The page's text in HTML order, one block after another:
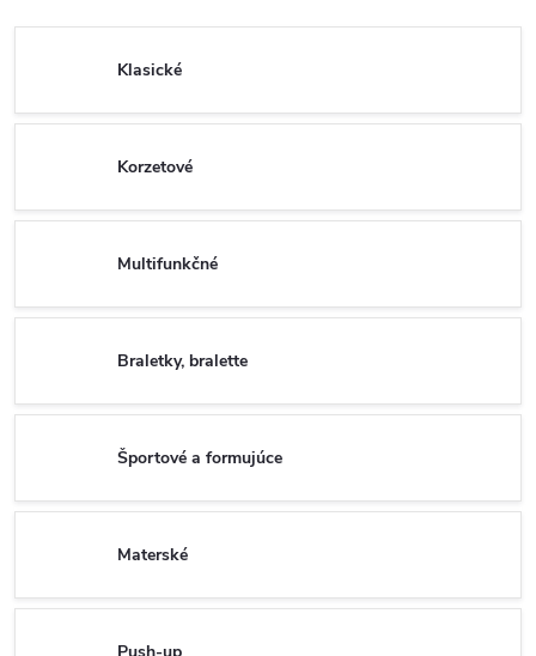
Klasické
Korzetové
Multifunkčné
Braletky, bralette
Športové a formujúce
Materské
Push-up